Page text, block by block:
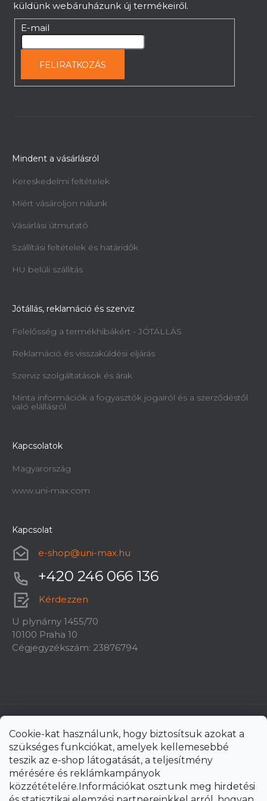
Cookie-kat használunk, hogy biztosítsuk azokat a
szükséges funkciókat, amelyek kellemesebbé
teszik az e-shop látogatását, a teljesítmény
mérésére és reklámkampányok
közzétételére.Információkat osztunk meg hirdetési
küldünk webáruházunk új termékeiről.
E-mail
FELIRATKOZÁS
Mindent a vásárlásról
Kereskedelmi feltételek
Miért vásároljon nálunk
Vásárlási útmutató
Szállítási feltételek és határidők
HU belüli szállítás
Jótállás, reklamáció és szerviz
Felelősség a termékhibákért - JÓTÁLLÁS
Reklamáció és visszaküldési eljárás
Szerviz szolgáltatások és árak
Minta információk a fogyasztók jogairól és a szerződéstől
való elállásról
Kapcsolatok
Magyarország
www.uni-max.com
Kapcsolat
e-shop@uni-max.hu
+420 246 066 136
Kérdezzen
U plynárny 1455/70
10100 Praha 10
Cégjegyzékszám: 23876794